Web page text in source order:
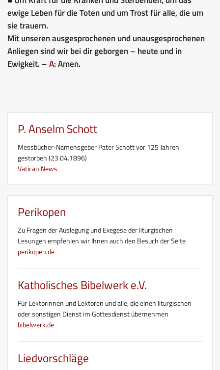
ewige Leben für die Toten und um Trost für alle, die um
sie trauern.
Mit unseren ausgesprochenen und unausgesprochenen
Anliegen sind wir bei dir geborgen – heute und in
Ewigkeit. –A:Amen.
P. Anselm Schott
Messbücher-Namensgeber Pater Schott vor 125 Jahren
gestorben (23.04.1896)
Vatican News
Perikopen
Zu Fragen der Auslegung und Exegese der liturgischen
Lesungen empfehlen wir Ihnen auch den Besuch der Seite
perikopen.de
Katholisches Bibelwerk e.V.
Für Lektorinnen und Lektoren und alle, die einen liturgischen
oder sonstigen Dienst im Gottesdienst übernehmen
bibelwerk.de
Liedvorschläge